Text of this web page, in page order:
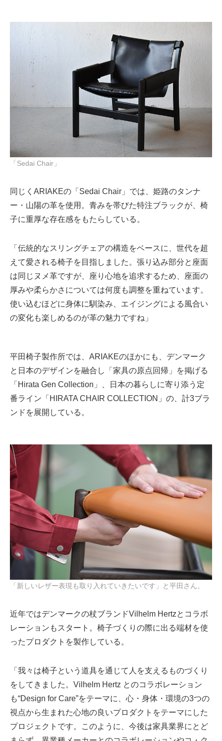
「Sedai Chair」
同じくARIAKEの「Sedai Chair」では、姫路のタンナ
ー・山陽の革を使用。青みを帯びた特注ブラックが、椅
子に重厚な存在感をもたらしている。
「伝統的なスリングチェアの構造をベースに、世代を超
えて愛される椅子を目指しました。張り込み部分と座面
は同じヌメ革ですが、座り心地を追求するため、座面の
厚みや柔らかさについては何度も調整を重ねています。
使い込むほどに身体に馴染み、エイジングによる風合い
の変化も楽しめるのが革の魅力ですね」
平田椅子製作所では、ARIAKEのほかにも、デンマーク
と日本のデザインを融合し「家具の原点回帰」を掲げる
「Hirata Gen Collection」、日本の暮らしに寄り添う定
番ライン「HIRATA CHAIR COLLECTION」の、計3ブラ
ンドを展開している。
「新しいレザー表現も取り入れていきたいです」と平田さん。
近年ではデンマークの杖ブランドVilhelm Hertzとコラボ
レーションもスタート。椅子づくりの際に出る端材を使
ったプロダクトを製作している。
「我々は椅子という道具を通じて人を支えるものづくり
をしてきました。Vilhelm Hertz とのコラボレーション
も“Design for Care”をテーマに、心・身体・環境の3つの
視点から生まれた心地の良いプロダクトをテーマにした
プロジェクトです。このように、今後は家具業界にとど